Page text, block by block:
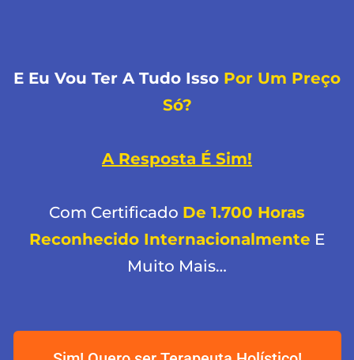
E Eu Vou Ter A Tudo Isso Por Um Preço
Só?
A Resposta É Sim!
Com Certificado De 1.700 Horas
Reconhecido Internacionalmente E
Muito Mais…